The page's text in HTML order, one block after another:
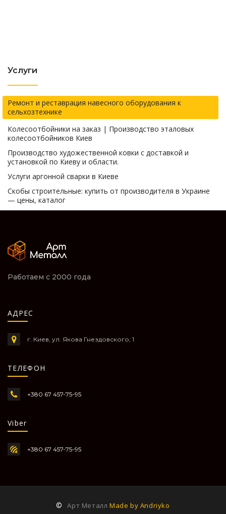
Услуги
Ремонт и реставрация навесного оборудования к
сельхозтехнике
Колесоотбойники на заказ | Производство эталовых
колесоотбойников Киев
Производство художественной ковки с доставкой и
установкой по Киеву и области.
Услуги аргонной сварки в Киеве
Скобы строительные: купить от производителя в Украине
— цены, каталог
Работаем с 2000 года
АДРЕС
г. Киев, ул. Якова Гнездовского, 1
ТЕЛЕФОН
+380 67 457-75-95
Viber
+380 67 457-75-95
© Арт Металл Made by Andriyko